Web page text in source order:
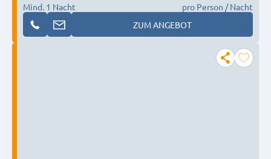
Mind. 1 Nacht
pro Person / Nacht
ZUM ANGEBOT